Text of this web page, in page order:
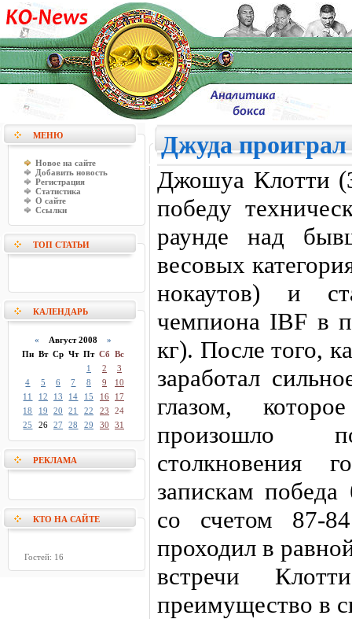
МЕНЮ
Новое на сайте
Добавить новость
Регистрация
Статистика
О сайте
Ссылки
ТОП СТАТЬИ
КАЛЕНДАРЬ
« Август 2008 »
Пн Вт Ср Чт Пт Сб Вс
1
2
3
4
5 6 7 8 9
10
11
12 13 14 15 16
17
18
19 20 21 22 23
24
25
26 27 28 29 30 31
РЕКЛАМА
КТО НА САЙТЕ
Гостей: 16
Джуда
Джошуа Клотти
победу
раунде над
весовых
нокаутов) и
чемпиона IBF в
кг). После того,
заработал
глазом,
произошло
столкновения
запискам
со счетом 87-
проходил в
встречи
преимущество в